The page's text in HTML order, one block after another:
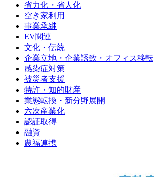
省力化・省人化
空き家利用
事業承継
EV関連
文化・伝統
企業立地・企業誘致・オフィス移転
感染症対策
被災者支援
特許・知的財産
業態転換・新分野展開
六次産業化
認証取得
融資
農福連携